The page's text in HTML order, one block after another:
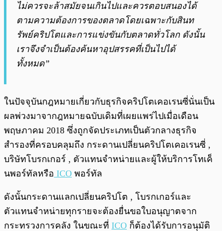
ไม่ควรจะล้าสมัยจนเกินไปและควรตอบสนองได้
ตามความต้องการของตลาดโดยเฉพาะกับสินท
รัพย์คริปโตและการแข่งขันกับตลาดทั่วโลก ดังนั้น
เราจึงจำเป็นต้องค้นหาอุปสรรคที่เป็นไปได้
ทั้งหมด”
ในปัจจุบันกฎหมายเกี่ยวกับธุรกิจคริปโตเคอเรนซี่นั่นเป็น
ผลพ่วงมาจากฎหมายฉบับเดิมที่เผยแพร่ไปเมื่อเดือน
พฤษภาคม 2018 ซึ่งถูกจัดประเภทเป็นตัวกลางธุรกิจ
สำรองที่ครอบคลุมถึง กระดานเปลี่ยนคริปโตเคอเรนซี่ ,
บริษัทโบรกเกอร์ , ตัวแทนจำหน่ายและผู้ให้บริการโทเค็
นพอร์ทัลหรือ ICO พอร์ทัล
ดังนั้นกระดานแลกเปลี่ยนคริปโต , โบรกเกอร์และ
ตัวแทนจำหน่ายทุกรายจะต้องยื่นขอใบอนุญาตจาก
กระทรวงการคลัง ในขณะที่ ICO ก็ต้องได้รับการอนุมัติ